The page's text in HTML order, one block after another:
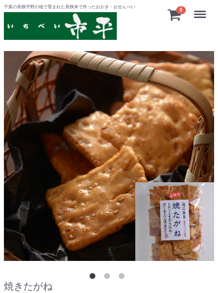
千葉の長狭平野の地で育まれた長狭米で作ったおかき・おせんべい
0 Menu
焼きたがね